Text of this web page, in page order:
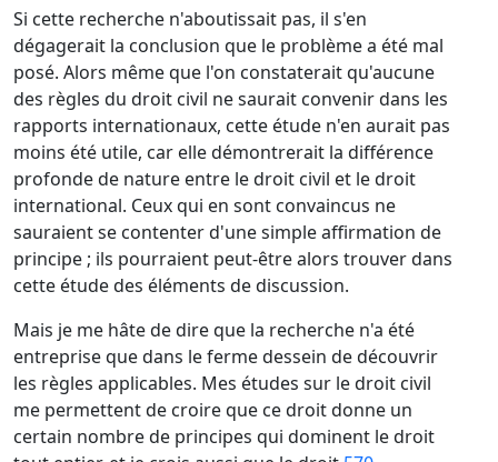
Si cette recherche n'aboutissait pas, il s'en
dégagerait la conclusion que le problème a été mal
posé. Alors même que l'on constaterait qu'aucune
des règles du droit civil ne saurait convenir dans les
rapports internationaux, cette étude n'en aurait pas
moins été utile, car elle démontrerait la différence
profonde de nature entre le droit civil et le droit
international. Ceux qui en sont convaincus ne
sauraient se contenter d'une simple affirmation de
principe ; ils pourraient peut-être alors trouver dans
cette étude des éléments de discussion.
Mais je me hâte de dire que la recherche n'a été
entreprise que dans le ferme dessein de découvrir
les règles applicables. Mes études sur le droit civil
me permettent de croire que ce droit donne un
certain nombre de principes qui dominent le droit